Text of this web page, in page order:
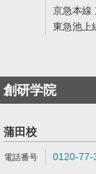
京急本線
東急池上
創研学院
蒲田校
0120-77-